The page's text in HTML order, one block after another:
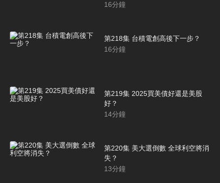
16分鐘
第218集 台積電創高後下一步？
16分鐘
第219集 2025買美債好還是美股
好？
14分鐘
第220集 美大選倒數 全球利空將消
失？
13分鐘